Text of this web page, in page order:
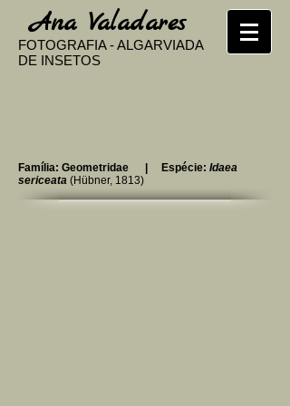
​Ana Valadares
FOTOGRAFIA - ALGARVIADA
DE INSETOS
Família: Geometridae | Espécie: Idaea
sericeata (Hübner, 1813)